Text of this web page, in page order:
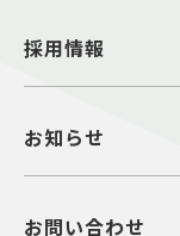
採用情報
お知らせ
お問い合わせ